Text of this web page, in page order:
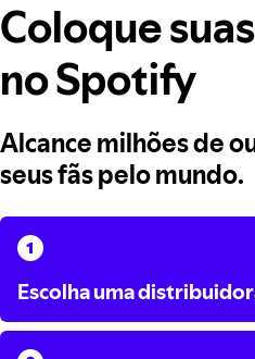
Coloque
no Spotify
Alcance milhões de
seus fãs pelo mundo.
Escolha uma
Escolha uma